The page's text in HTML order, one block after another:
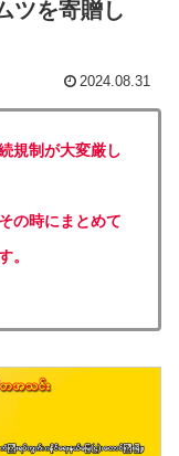
ツを寄贈し
2024.08.31
規制が大変厳し
の時にまとめて
。